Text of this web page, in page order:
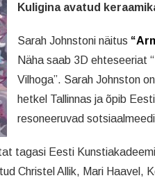
Kuligina avatud
Sarah Johnstoni näitus
Näha saab 3D ehteseeriat
Vilhoga”. Sarah Johnston
hetkel Tallinnas ja õpib
resoneeruvad
tagasi Eesti
Christel Allik, Mari Haavel,